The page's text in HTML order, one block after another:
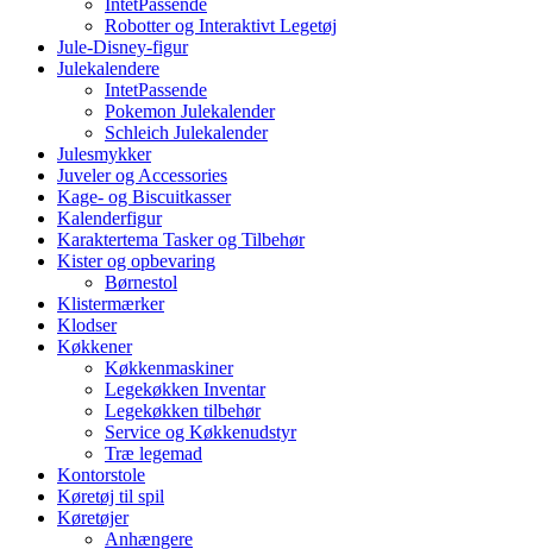
Robotter og Interaktivt Legetøj
Jule-Disney-figur
Julekalendere
IntetPassende
Pokemon Julekalender
Schleich Julekalender
Julesmykker
Juveler og Accessories
Kage- og Biscuitkasser
Kalenderfigur
Karaktertema Tasker og Tilbehør
Kister og opbevaring
Børnestol
Klistermærker
Klodser
Køkkener
Køkkenmaskiner
Legekøkken Inventar
Legekøkken tilbehør
Service og Køkkenudstyr
Træ legemad
Kontorstole
Køretøj til spil
Køretøjer
Anhængere